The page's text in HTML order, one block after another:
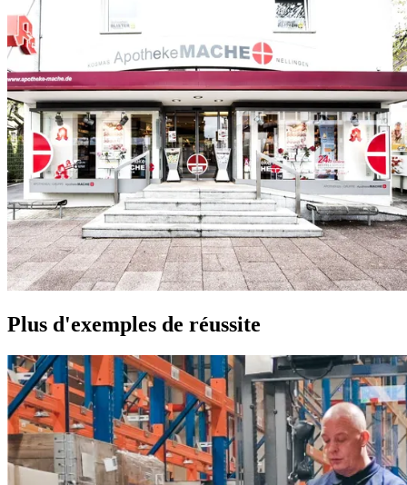
Plus d'exemples de réussite